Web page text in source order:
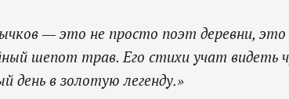
— это не просто поэт деревни,
шепот трав. Его стихи учат видеть
день в золотую легенду.»